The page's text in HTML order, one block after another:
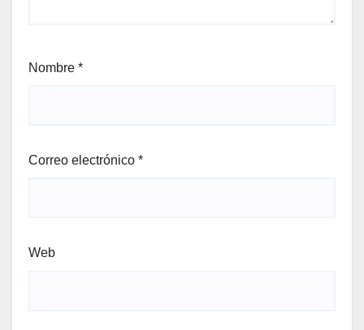
Nombre *
Correo electrónico *
Web